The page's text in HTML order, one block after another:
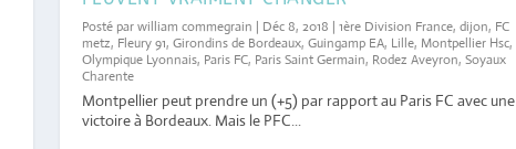
Posté parwilliam commegrain | Déc 8, 2018 | 1ère Division France, dijon, FC
metz, Fleury 91, Girondins de Bordeaux, Guingamp EA, Lille, Montpellier Hsc,
Olympique Lyonnais, Paris FC, Paris Saint Germain, Rodez Aveyron, Soyaux
Charente
Montpellier peut prendre un (+5) par rapport au Paris FC avec une
victoire à Bordeaux. Mais le PFC...